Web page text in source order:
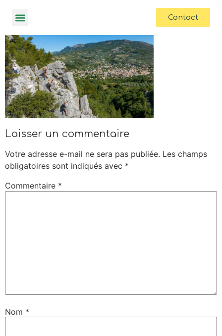
principal
Contact
Laisser un commentaire
Votre adresse e-mail ne sera pas publiée. Les champs
obligatoires sont indiqués avec *
Commentaire *
Nom *